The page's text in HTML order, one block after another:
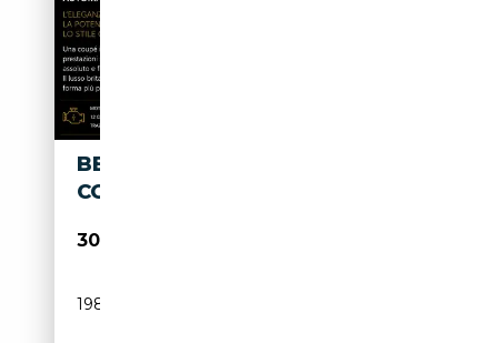
BENTLEY CONTINENTAL
CONTINENTAL GT
30 000€
198 000 km